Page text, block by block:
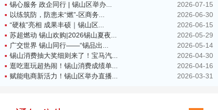
2026-07-15
锡心服务 政企同行 | 锡山区举办...
2026-06-30
以练筑防，防患未“燃”-区商务...
2026-06-15
“硬核”亮相 成果丰硕｜锡山区...
2026-05-29
苏超燃动 锡山欢购|2026锡山夏夜...
2026-05-14
广交世界 锡山同行——“锡品出...
2026-04-30
锡山消费抽大奖细则来了！宝马汽...
2026-04-16
逛吃逛玩超热闹！锡山消费成绩单...
2026-03-31
赋能电商新活力！锡山区举办直播...